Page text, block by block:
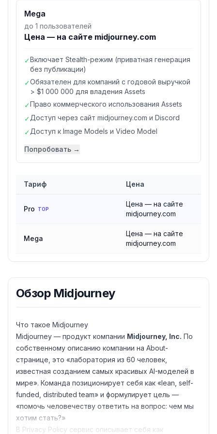
Mega
до 1 пользователей
Цена — на сайте midjourney.com
✓Включает Stealth-режим (приватная генерация
без публикации)
✓Обязателен для компаний с годовой выручкой
> $1 000 000 для владения Assets
✓Право коммерческого использования Assets
✓Доступ через сайт midjourney.com и Discord
✓Доступ к Image Models и Video Model
Попробовать →
Тариф Цена
Pro TOP
Цена — на сайте
midjourney.com
Mega
Цена — на сайте
midjourney.com
Обзор Midjourney
Что такое Midjourney
Midjourney — продукт компании Midjourney, Inc. По
собственному описанию компании на About-
странице, это «лаборатория из 60 человек,
известная созданием самых красивых AI-моделей в
мире». Команда позиционирует себя как «lean, self-
funded, distributed team» и формулирует цель —
«помочь человечеству ответить на вопрос: чем мы
хотим стать?»
В Privacy Policy сервис описывает себя как